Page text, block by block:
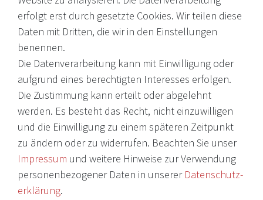
EMail: shop@victoria-weine.com
Telefon: +49 (0)7931 56 34 11
© 2026 Copyright Victoria Weine
Impressum
Daten­schutz­erklärung
AGB
Barrierefreiheitserklärung
Widerrufs­recht
erfolgt erst durch gesetzte Cookies. Wir teilen diese
Daten mit Dritten, die wir in den Einstellungen
benennen.
Die Datenverarbeitung kann mit Einwilligung oder
aufgrund eines berechtigten Interesses erfolgen.
Die Zustimmung kann erteilt oder abgelehnt
werden. Es besteht das Recht, nicht einzuwilligen
und die Einwilligung zu einem späteren Zeitpunkt
zu ändern oder zu widerrufen. Beachten Sie unser
Impressum und weitere Hinweise zur Verwendung
personenbezogener Daten in unserer Daten­schutz­
erklärung.